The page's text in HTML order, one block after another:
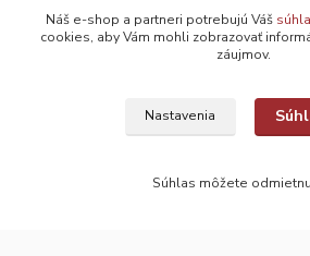
Kontakty
Náš e-shop a partneri potrebujú Váš
cookies, aby Vám mohli zobrazovať
záujmov.
Nastavenia
Súhlas môžete